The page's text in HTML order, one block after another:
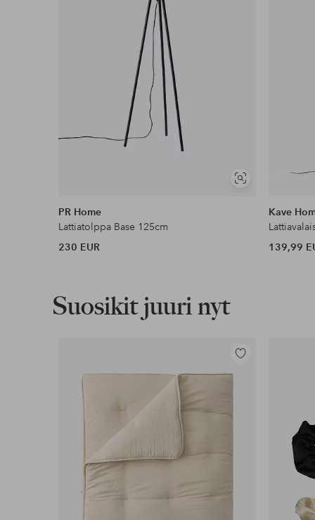
Lasku & Tili
Edullisimmat maksutapamme
Lue lisää
Näytä
PR Home
Lattiatolppa Base 125cm
230 EUR
Kave
139,99
Suosikit juuri nyt
Lisää
suosikkeihin